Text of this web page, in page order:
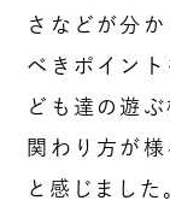
さなどが分
べきポイン
ども達の遊
関わり方が
と感じました